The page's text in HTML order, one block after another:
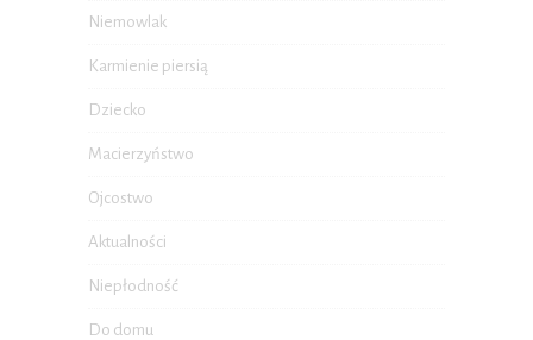
Niemowlak
Karmienie piersią
Dziecko
Macierzyństwo
Ojcostwo
Aktualności
Niepłodność
Do domu